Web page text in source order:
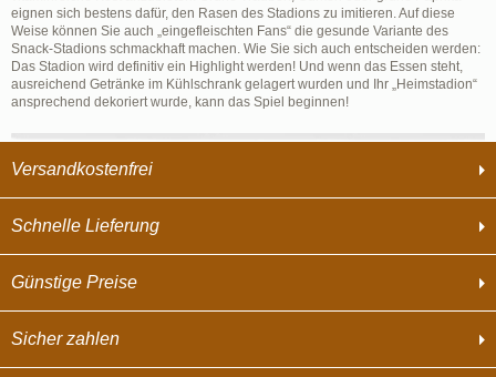
Versandkostenfrei
Schnelle Lieferung
Günstige Preise
Sicher zahlen
eignen sich bestens dafür, den Rasen des Stadions zu imitieren. Auf diese
Weise können Sie auch „eingefleischten Fans“ die gesunde Variante des
Snack-Stadions schmackhaft machen. Wie Sie sich auch entscheiden werden:
Das Stadion wird definitiv ein Highlight werden! Und wenn das Essen steht,
ausreichend Getränke im Kühlschrank gelagert wurden und Ihr „Heimstadion“
ansprechend dekoriert wurde, kann das Spiel beginnen!